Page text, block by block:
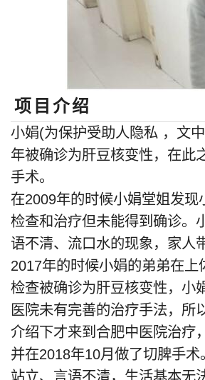
项目介绍
小娟(为保护受助人隐私 ，文
年被确诊为肝豆核变性，在此
手术。
在2009年的时候小娟堂姐发
检查和治疗但未能得到确诊。
语不清、流口水的现象，家人
2017年的时候小娟的弟弟在
检查被确诊为肝豆核变性，小
医院未有完善的治疗手法，所
介绍下才来到合肥中医院治疗
并在2018年10月做了切脾手
站立、言语不清，生活基本无